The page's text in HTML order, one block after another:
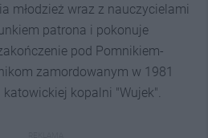
młodzież wraz z nauczycielami
patrona i pokonuje
pod Pomnikiem-
zamordowanym w 1981
kopalni "Wujek".